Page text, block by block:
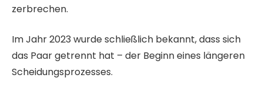
zerbrechen.
Im Jahr 2023 wurde schließlich bekannt, dass sich
das Paar getrennt hat – der Beginn eines längeren
Scheidungsprozesses.